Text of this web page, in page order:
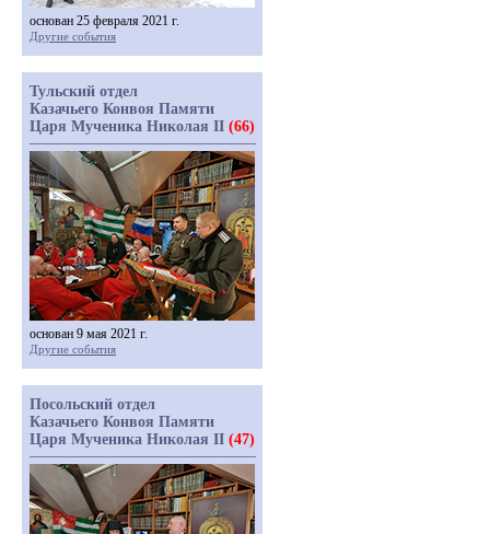
основан 25 февраля 2021 г.
Другие события
Тульский отдел
Казачьего Конвоя Памяти
Царя Мученика Николая II (66)
основан 9 мая 2021 г.
Другие события
Посольский отдел
Казачьего Конвоя Памяти
Царя Мученика Николая II (47)